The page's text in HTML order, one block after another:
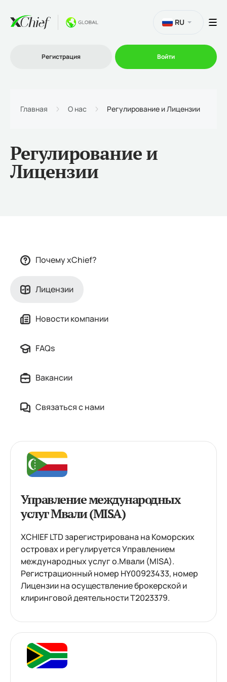
Промо
RU
Регистрация Войти
Главная О нас Регулирование и Лицензии
Регулирование и
Лицензии
Почему xChief?
Лицензии
Новости компании
FAQs
Вакансии
Связаться с нами
Управление международных
услуг Мвали (MISA)
XCHIEF LTD зарегистрирована на Коморских
островах и регулируется Управлением
международных услуг о.Мвали (MISA).
Регистрационный номер HY00923433, номер
Лицензии на осуществление брокерской и
клиринговой деятельности T2023379.